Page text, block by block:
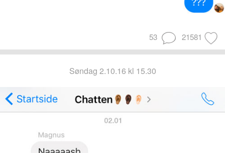
53 21581
søndag 2.10.16 kl 15.30